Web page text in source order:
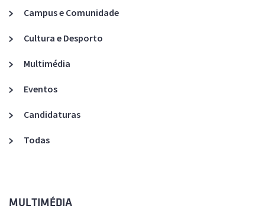
Campus e Comunidade
Cultura e Desporto
Multimédia
Eventos
Candidaturas
Todas
MULTIMÉDIA